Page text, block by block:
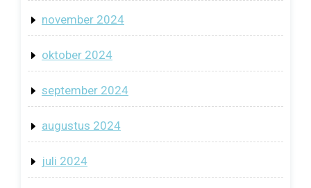
november 2024
oktober 2024
september 2024
augustus 2024
juli 2024